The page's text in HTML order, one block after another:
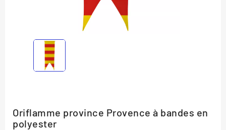
Oriflamme province Provence à bandes en
polyester